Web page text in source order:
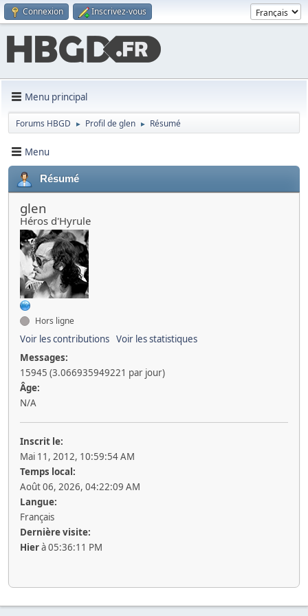
Connexion Inscrivez-vous
Menu principal
Forums HBGD ► Profil de glen ► Résumé
Menu
Résumé
glen
Héros d'Hyrule
Hors ligne
Voir les contributions Voir les statistiques
Messages:
15945 (3.066935949221 par jour)
Âge:
N/A
Inscrit le:
Mai 11, 2012, 10:59:54 AM
Temps local:
Août 06, 2026, 04:22:09 AM
Langue:
Français
Dernière visite:
Hierà 05:36:11 PM